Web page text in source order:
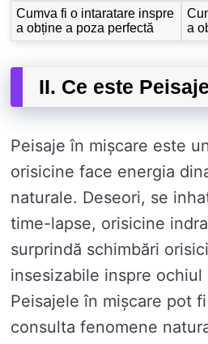
Cumva fi o intaratare inspre
a obține a poza perfectă
a
II. Ce este
Peisaje în mișcare este
orisicine face energia
naturale. Deseori, se
time-lapse, orisicine
surprindă schimbări
insesizabile inspre ochiul
Peisajele în mișcare pot
consulta fenomene